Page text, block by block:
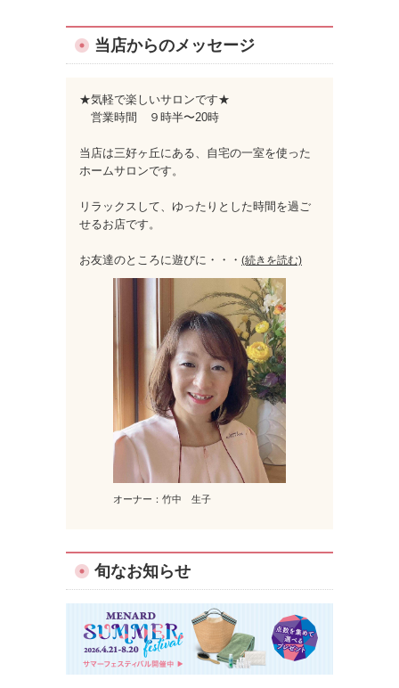
当店からのメッセージ
オーナー：竹中 生子
★気軽で楽しいサロンです★
営業時間 ９時半〜20時
当店は三好ヶ丘にある、自宅の一室を使った
ホームサロンです。
リラックスして、ゆったりとした時間を過ご
せるお店です。
お友達のところに遊びに ・・・ (続きを読む)
旬なお知らせ